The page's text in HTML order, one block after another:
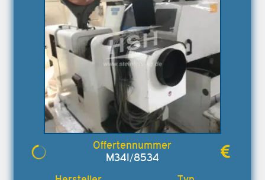
M34I/8534